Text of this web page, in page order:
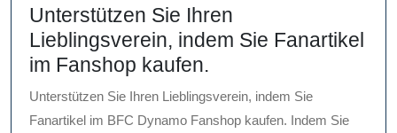
Unterstützen Sie Ihren
Lieblingsverein, indem Sie Fanartikel
im Fanshop kaufen.
Unterstützen Sie Ihren Lieblingsverein, indem Sie
Fanartikel im BFC Dynamo Fanshop kaufen. Indem Sie